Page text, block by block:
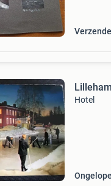
Hotel